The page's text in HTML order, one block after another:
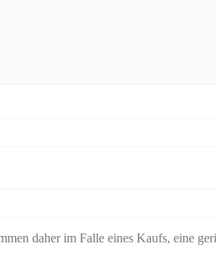
daher im Falle eines Kaufs, eine